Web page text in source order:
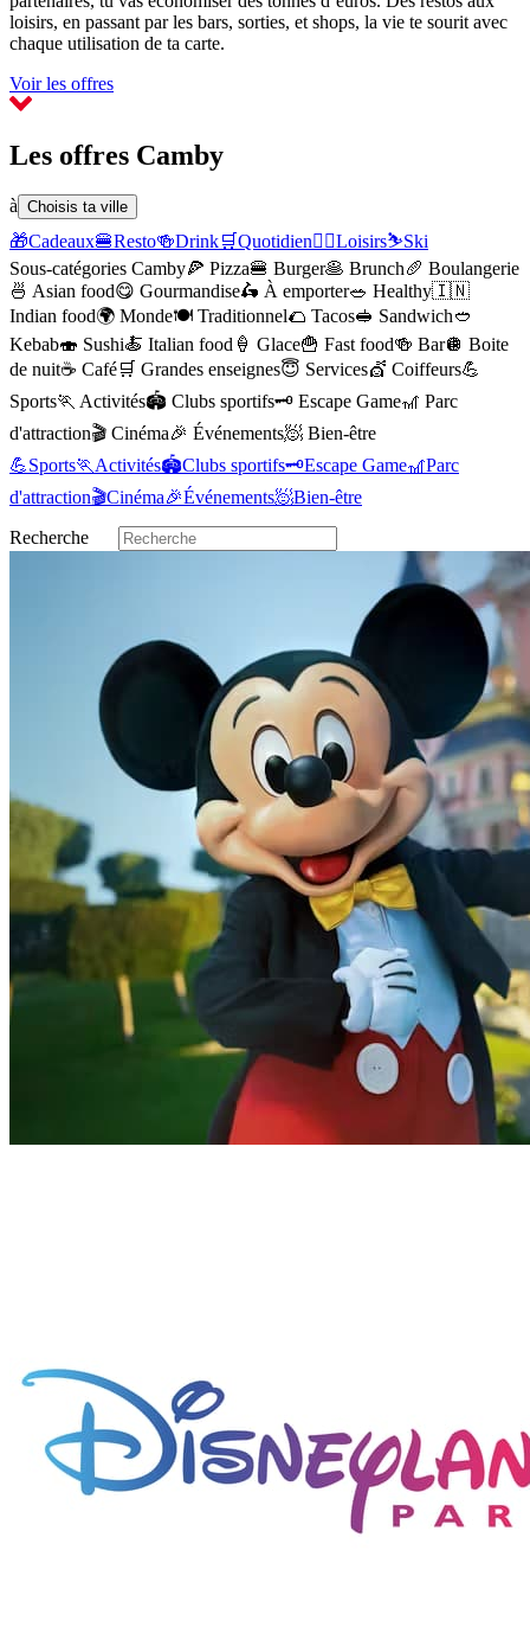
loisirs, en passant par les bars, sorties, et shops, la vie te sourit avec
chaque utilisation de ta carte.
Voir les offres
Les offres Camby
à Choisis ta ville
🎁Cadeaux🍔Resto🍻Drink🛒Quotidien🏃‍♂️Loisirs⛷️Ski
Sous-catégories Camby🍕 Pizza🍔 Burger🥞 Brunch🥖 Boulangerie
🍜 Asian food😋 Gourmandise🛵 À emporter🥗 Healthy🇮🇳
Indian food🌍 Monde🍽️ Traditionnel🌮 Tacos🥪 Sandwich🥙
Kebab🍣 Sushi🍝 Italian food 🍦 Glace🍟 Fast food🍻 Bar🪩 Boite
de nuit☕️ Café🛒 Grandes enseignes😇 Services💇 Coiffeurs💪
Sports🏃 Activités🏟️ Clubs sportifs🗝️ Escape Game🎢 Parc
d'attraction🎬 Cinéma🎉 Événements🧖 Bien-être
💪Sports🏃Activités🏟️Clubs sportifs🗝️Escape Game🎢Parc
d'attraction🎬Cinéma🎉Événements🧖Bien-être
Recherche